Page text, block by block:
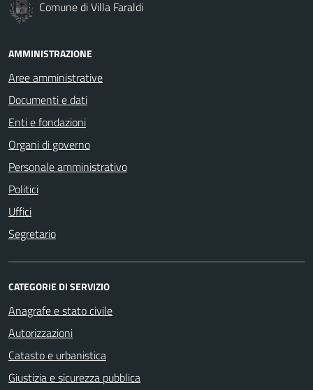
Comune di Villa Faraldi
AMMINISTRAZIONE
Aree amministrative
Documenti e dati
Enti e fondazioni
Organi di governo
Personale amministrativo
Politici
Uffici
Segretario
CATEGORIE DI SERVIZIO
Anagrafe e stato civile
Autorizzazioni
Catasto e urbanistica
Giustizia e sicurezza pubblica